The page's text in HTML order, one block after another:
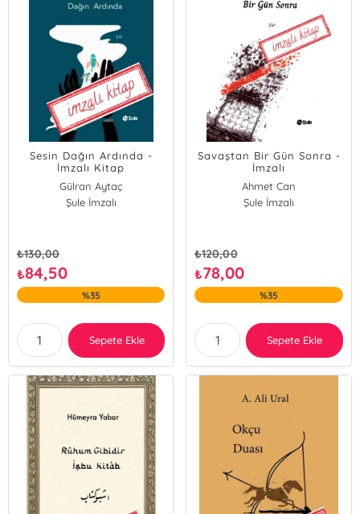
Sesin Dağın Ardında -
İmzalı Kitap
Gülran Aytaç
Şule İmzalı
₺130,00
₺84,50
%35
Sepete Ekle
Savaştan Bir Gün Sonra -
İmzalı
Ahmet Can
Şule İmzalı
₺120,00
₺78,00
%35
Sepete Ekle